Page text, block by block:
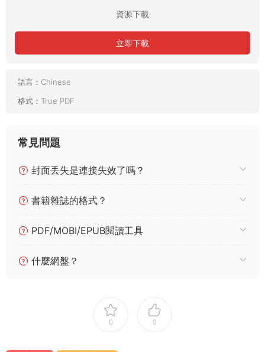
資源下載
立即下載
語言： Chinese
格式： True PDF
常見問題
封面丢失是連接失效了嗎？
書籍雜誌的格式？
PDF/MOBI/EPUB閱讀工具
什麼網盤？
0 0